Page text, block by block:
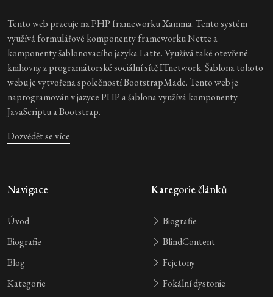
Tento web pracuje na PHP frameworku Xamma. Tento systém
využívá formulářové komponenty frameworku Nette a
komponenty šablonovacího jazyka Latte. Využívá také otevřené
knihovny z programátorské sociální sítě ITnetwork. Šablona tohoto
webu je vytvořena společností BootstrapMade. Tento web je
naprogramován v jazyce PHP a šablona využívá komponenty
JavaScriptu a Bootstrap.
Dozvědět se více
Navigace
Úvod
Biografie
Blog
Kategorie
Kategorie článků
Biografie
BlindContent
Fejetony
Fokální dystonie